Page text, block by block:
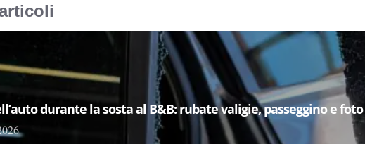
durante la sosta al B&B: rubate valigie, passeggino e